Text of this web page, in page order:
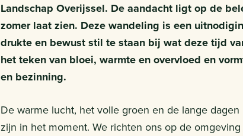
Landschap Overijssel. De aandacht ligt op de
zomer laat zien. Deze wandeling is een
drukte en bewust stil te staan bij wat deze tijd
het teken van bloei, warmte en overvloed en
en bezinning.
De warme lucht, het volle groen en de lange
zijn in het moment. We richten ons op de